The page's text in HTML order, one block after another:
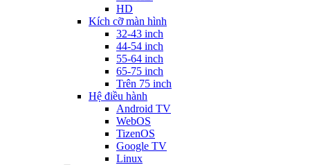
HD
Kích cỡ màn hình
32-43 inch
44-54 inch
55-64 inch
65-75 inch
Trên 75 inch
Hệ điều hành
Android TV
WebOS
TizenOS
Google TV
Linux